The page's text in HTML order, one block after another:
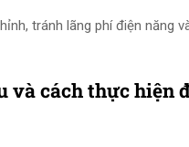
tránh lãng phí điện năng
và cách thực hiện